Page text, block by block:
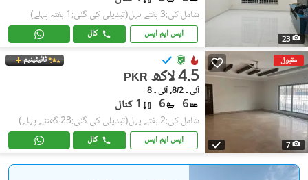
23
شامل کی:3 ہفتے پہل (تبدیلی کی گئی:1 ہفتہ پہلے)
ایس ایم ایس کال
مقبول
7
ٹائیٹینیم
PKR 4.5 لاکھ
آئی ۔ 8/2, آئی ۔ 8
6
6 1 کنال
شامل کی:2 ہفتے پہل (تبدیلی کی گئی:23 گھنٹے پہلے)
ایس ایم ایس کال